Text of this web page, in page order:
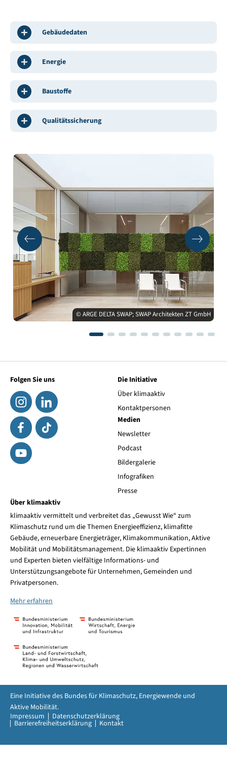
Gebäudedaten
Energie
Baustoffe
Qualitätssicherung
© ARGE DELTA SWAP; SWAP Architekten ZT GmbH
Folgen Sie uns
Die Initiative
Über klimaaktiv
Kontaktpersonen
Medien
Newsletter
Podcast
Bildergalerie
Infografiken
Presse
Über klimaaktiv
klimaaktiv vermittelt und verbreitet das „Gewusst Wie“ zum
Klimaschutz rund um die Themen Energieeffizienz, klimafitte
Gebäude, erneuerbare Energieträger, Klimakommunikation, Aktive
Mobilität und Mobilitätsmanagement. Die klimaaktiv Expertinnen
und Experten bieten vielfältige Informations- und
Unterstützungsangebote für Unternehmen, Gemeinden und
Privatpersonen.
Mehr erfahren
Impressum Datenschutzerklärung
Barrierefreiheitserklärung Kontakt
Eine Initiative des Bundes für Klimaschutz, Energiewende und
Aktive Mobilität.